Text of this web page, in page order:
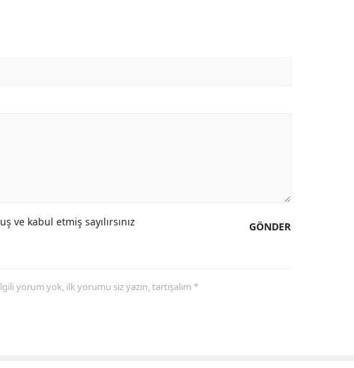
GÖNDER
ve kabul etmiş sayılırsınız
yorum yok, ilk yorumu siz yazın, tartışalım *